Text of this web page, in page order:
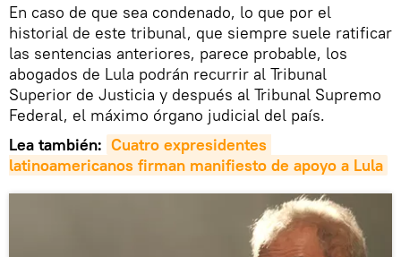
En caso de que sea condenado, lo que por el
historial de este tribunal, que siempre suele ratificar
las sentencias anteriores, parece probable, los
abogados de Lula podrán recurrir al Tribunal
Superior de Justicia y después al Tribunal Supremo
Federal, el máximo órgano judicial del país.
Lea también: Cuatro expresidentes
latinoamericanos firman manifiesto de apoyo a Lula